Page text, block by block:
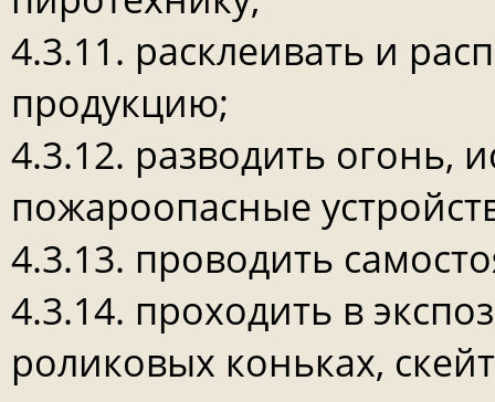
4.3.11. расклеивать и
продукцию;
4.3.12. разводить огонь,
пожароопасные
4.3.13. проводить
4.3.14. проходить в
роликовых коньках,